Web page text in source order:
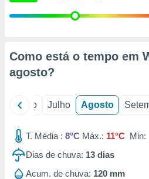
de
fontes,
dados
através
Como está o tempo em
agosto?
Junho Julho Agosto
T. Média : 8°C Máx.: 11°C Min:
Dias de chuva: 13 dias
Acum. de chuva: 120 mm